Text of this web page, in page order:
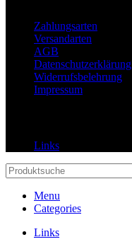
Zahlungsarten
Versandarten
AGB
Datenschutzerklärung
Widerrufsbelehrung
Impressum
Links
Menu
Categories
Links